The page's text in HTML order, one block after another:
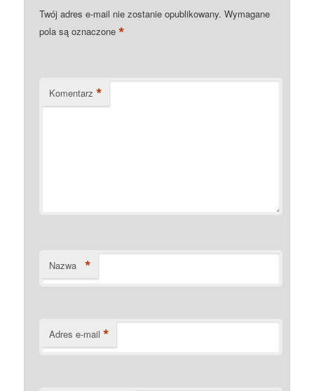
Twój adres e-mail nie zostanie opublikowany. Wymagane
pola są oznaczone*
Komentarz *
Nazwa *
Adres e-mail *